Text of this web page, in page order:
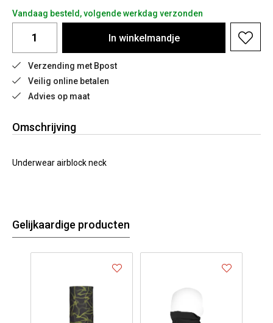
Vandaag besteld, volgende werkdag verzonden
In winkelmandje
Verzending met Bpost
Veilig online betalen
Advies op maat
Omschrijving
Underwear airblock neck
Gelijkaardige producten